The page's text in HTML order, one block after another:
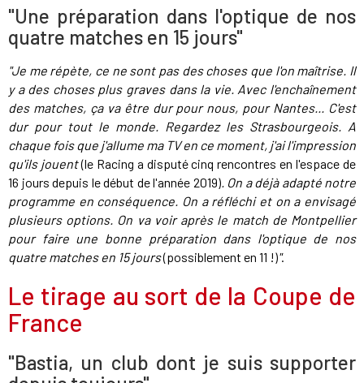
"Une préparation dans l'optique de nos
quatre matches en 15 jours"
"Je me répète, ce ne sont pas des choses que l'on maîtrise. Il
y a des choses plus graves dans la vie. Avec l'enchaînement
des matches, ça va être dur pour nous, pour Nantes... C'est
dur pour tout le monde. Regardez les Strasbourgeois. A
chaque fois que j'allume ma TV en ce moment, j'ai l'impression
qu'ils jouent(le Racing a disputé cinq rencontres en l'espace de
16 jours depuis le début de l'année 2019). On a déjà adapté notre
programme en conséquence. On a réfléchi et on a envisagé
plusieurs options. On va voir après le match de Montpellier
pour faire une bonne préparation dans l'optique de nos
quatre matches en 15 jours(possiblement en 11 !)".
Le tirage au sort de la Coupe de
France
"Bastia, un club dont je suis supporter